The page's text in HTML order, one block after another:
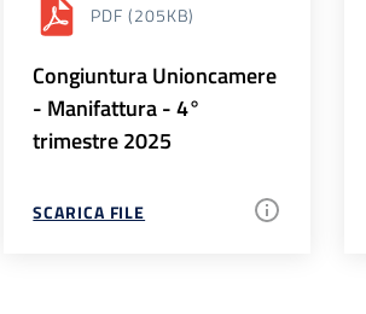
PDF (205KB)
Congiuntura Unioncamere
- Manifattura - 4°
trimestre 2025
SCARICA FILE